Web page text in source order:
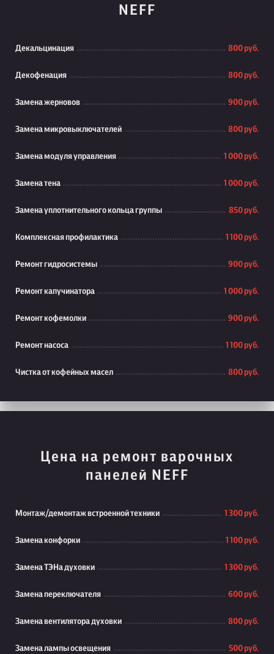
NEFF
Декальцинация 800 руб.
Декофенация 800 руб.
Замена жерновов 900 руб.
Замена микровыключателей 800 руб.
Замена модуля управления 1 000 руб.
Замена тена 1 000 руб.
Замена уплотнительного кольца группы 850 руб.
Комплексная профилактика 1 100 руб.
Ремонт гидросистемы 900 руб.
Ремонт капучинатора 1 000 руб.
Ремонт кофемолки 900 руб.
Ремонт насоса 1 100 руб.
Чистка от кофейных масел 800 руб.
Цена на ремонт варочных
панелей NEFF
Монтаж/демонтаж встроенной техники 1 300 руб.
Замена конфорки 1 100 руб.
Замена ТЭНа духовки 1 300 руб.
Замена переключателя 600 руб.
Замена вентилятора духовки 800 руб.
Замена лампы освещения 500 руб.